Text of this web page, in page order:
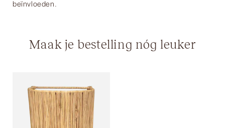
beïnvloeden.
Maak je bestelling nóg leuker